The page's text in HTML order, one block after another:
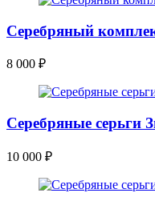
Серебряный
8 000 ₽
Серебряные серьги
10 000 ₽